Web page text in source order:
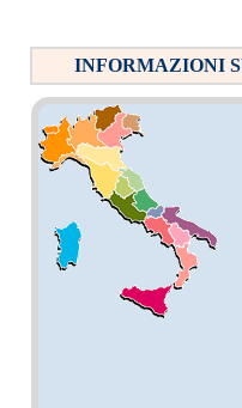
INFORMAZIONI